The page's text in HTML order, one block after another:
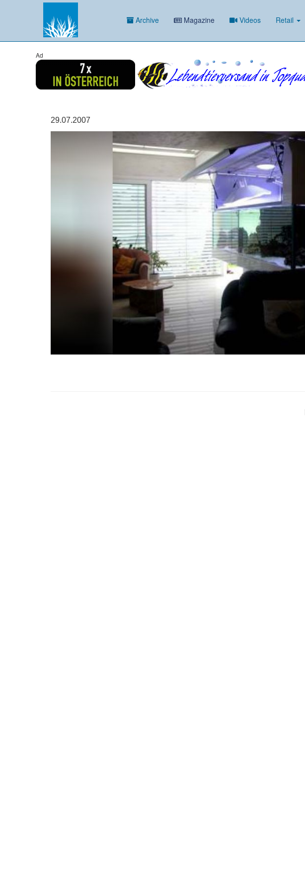
Archive Magazine Videos Retail
Ad
29.07.2007